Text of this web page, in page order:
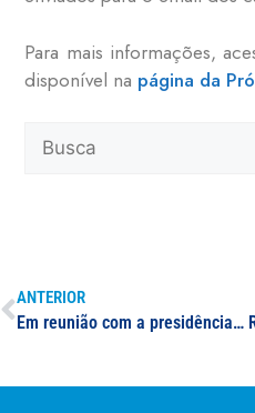
Para mais informações,
disponível na página da
ANTERIOR
Em reunião com a presidência do Senado, Reitores e Reitoras pedem mais investimento e recomposição orçamentária para as Instituições de Ensino Superior de Minas Gerais